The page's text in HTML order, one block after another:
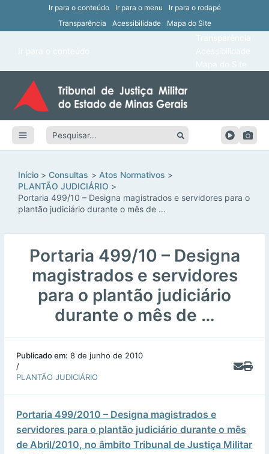
Ir para o conteúdo Ir para o menu
Ir para o rodapé
Transparência
Acessibilidade Mapa do Site
Pesquisar:
Início Consultas
Atos Normativos
PLANTÃO JUDICIÁRIO
Portaria 499/10 – Designa magistrados e servidores para o
plantão judiciário durante o mês de …
Portaria 499/10 – Designa
magistrados e servidores
para o plantão judiciário
durante o mês de …
Publicado em: 8 de junho de 2010
/
PLANTÃO JUDICIÁRIO
Portaria 499/2010 – Designa magistrados e
servidores para o plantão judiciário durante o mês
de Abril/2010, no âmbito Tribunal de Justiça Militar